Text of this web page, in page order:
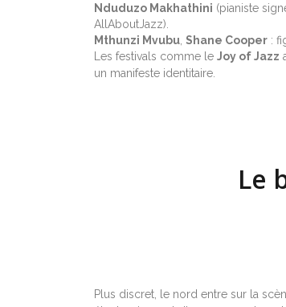
Nduduzo Makhathini (pianiste
AllAboutJazz).
Mthunzi Mvubu Shane Cooper :
Les festivals comme le Joy of Jazz
un manifeste identitaire.
Le
Plus discret, le nord entre sur la